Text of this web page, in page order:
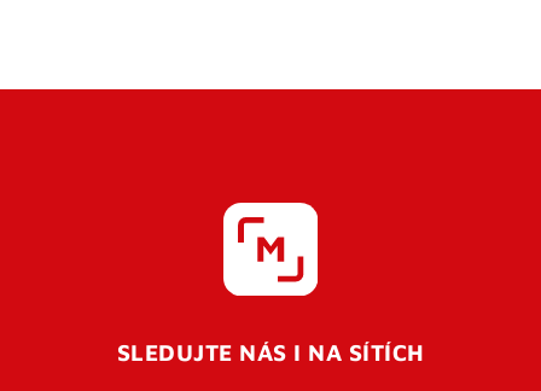
SLEDUJTE NÁS I NA SÍTÍCH